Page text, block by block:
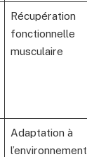
Récupération
fonctionnelle
musculaire
Adaptation à
l’environnement